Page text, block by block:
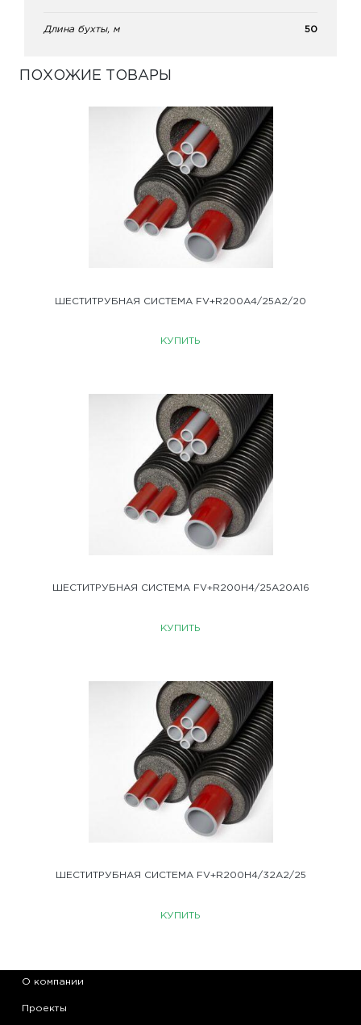
Длина бухты, м 50
ПОХОЖИЕ ТОВАРЫ
ШЕСТИТРУБНАЯ СИСТЕМА FV+R200A4/25A2/20
КУПИТЬ
ШЕСТИТРУБНАЯ СИСТЕМА FV+R200H4/25A20A16
КУПИТЬ
ШЕСТИТРУБНАЯ СИСТЕМА FV+R200H4/32A2/25
КУПИТЬ
О компании
Проекты